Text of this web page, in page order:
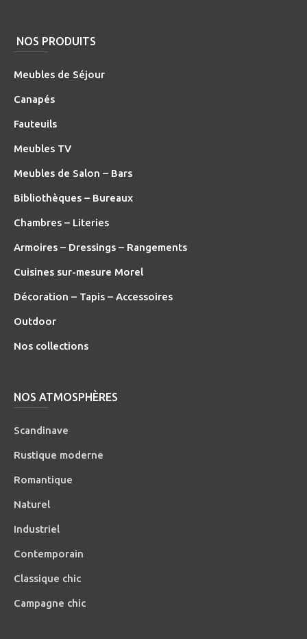
NOS PRODUITS
Meubles de Séjour
Canapés
Fauteuils
Meubles TV
Meubles de Salon – Bars
Bibliothèques – Bureaux
Chambres – Literies
Armoires – Dressings – Rangements
Cuisines sur-mesure Morel
Décoration – Tapis – Accessoires
Outdoor
Nos collections
NOS ATMOSPHÈRES
Scandinave
Rustique moderne
Romantique
Naturel
Industriel
Contemporain
Classique chic
Campagne chic